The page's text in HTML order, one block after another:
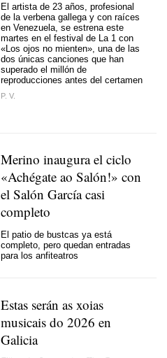
El artista de 23 años, profesional
de la verbena gallega y con raíces
en Venezuela, se estrena este
martes en el festival de La 1 con
«Los ojos no mienten», una de las
dos únicas canciones que han
superado el millón de
reproducciones antes del certamen
P. V.
Merino inaugura el ciclo
«Achégate ao Salón!» con
el Salón García casi
completo
El patio de bustcas ya está
completo, pero quedan entradas
para los anfiteatros
Estas serán as xoias
musicais do 2026 en
Galicia